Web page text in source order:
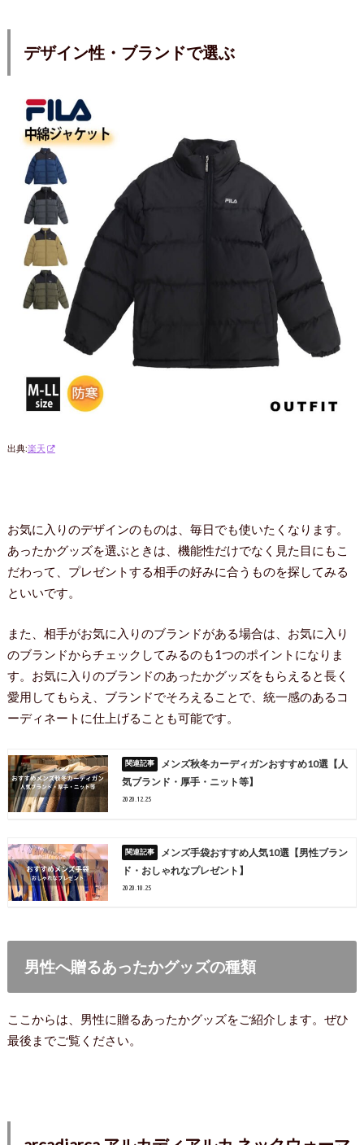
デザイン性・ブランドで選ぶ
出典:楽天
お気に入りのデザインのものは、毎日でも使いたくなります。
あったかグッズを選ぶときは、機能性だけでなく見た目にもこ
だわって、プレゼントする相手の好みに合うものを探してみる
といいです。
また、相手がお気に入りのブランドがある場合は、お気に入り
のブランドからチェックしてみるのも1つのポイントになりま
す。お気に入りのブランドのあったかグッズをもらえると長く
愛用してもらえ、ブランドでそろえることで、統一感のあるコ
ーディネートに仕上げることも可能です。
メンズ秋冬カーディガンおすすめ10選【人
気ブランド・厚手・ニット等】
2020.12.25
メンズ手袋おすすめ人気10選【男性ブラン
ド・おしゃれなプレゼント】
2020.10.25
男性へ贈るあったかグッズの種類
ここからは、男性に贈るあったかグッズをご紹介します。ぜひ
最後までご覧ください。